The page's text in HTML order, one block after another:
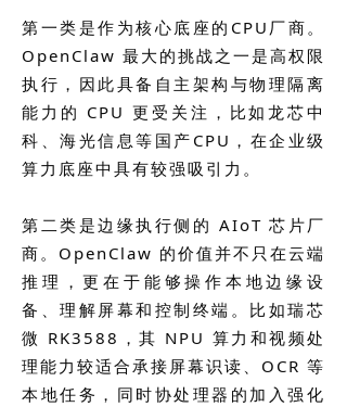
第一类是作为核心底座的CPU厂商。
OpenClaw 最大的挑战之一是高权限
执行，因此具备自主架构与物理隔离
能力的 CPU 更受关注，比如龙芯中
科、海光信息等国产CPU，在企业级
算力底座中具有较强吸引力。
第二类是边缘执行侧的 AIoT 芯片厂
商。OpenClaw 的价值并不只在云端
推理，更在于能够操作本地边缘设
备、理解屏幕和控制终端。比如瑞芯
微 RK3588，其 NPU 算力和视频处
理能力较适合承接屏幕识读、OCR 等
本地任务，同时协处理器的加入强化